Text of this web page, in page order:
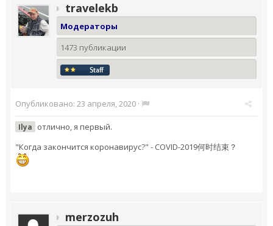
travelekb
Модераторы
1473 публикации
Опубликовано: 23 апреля, 2020 ·
Ilya
отлично, я первый.
"Когда закончится коронавирус?" - COVID-2019何时结束？
merzozuh